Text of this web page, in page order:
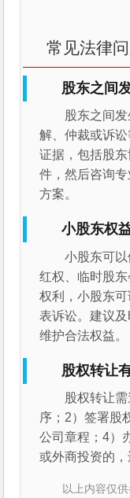
常见法律
股东之间
股东之间
解、仲裁或诉
证据，包括股
件，然后咨询
方案。
小股东权
小股东可
红权、临时股
权利，小股东
表诉讼。建议
维护合法权益。
股权转让
股权转让
序；2）签署股
公司章程；4）
或外商投资的，
以上内容仅